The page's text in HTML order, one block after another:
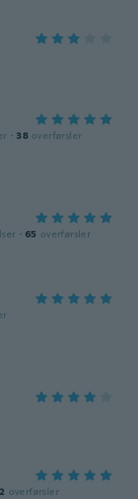
· 38 overførsler
· 65 overførsler
2 overførsler